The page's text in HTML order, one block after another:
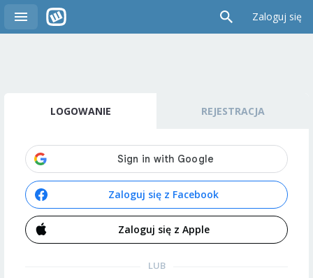
Zaloguj się
LOGOWANIE REJESTRACJA
Zaloguj się z Facebook
Zaloguj się z Apple
LUB